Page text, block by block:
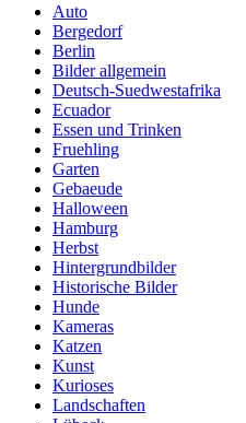
Auto
Bergedorf
Berlin
Bilder allgemein
Deutsch-Suedwestafrika
Ecuador
Essen und Trinken
Fruehling
Garten
Gebaeude
Halloween
Hamburg
Herbst
Hintergrundbilder
Historische Bilder
Hunde
Kameras
Katzen
Kunst
Kurioses
Landschaften